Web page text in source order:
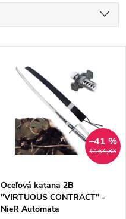
€164,83
–41 %
Oceľová katana 2B
"VIRTUOUS CONTRACT" -
NieR Automata